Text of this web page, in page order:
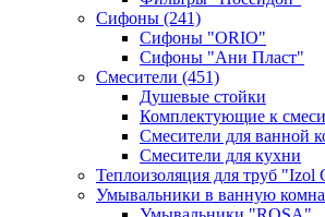
Сифоны (241)
Сифоны "ORIO"
Сифоны "Ани Пласт"
Смесители (451)
Душевые стойки
Комплектующие к
Смесители для ванной
Смесители для кухни
Теплоизоляция для труб "Izol
Умывальники в ванную